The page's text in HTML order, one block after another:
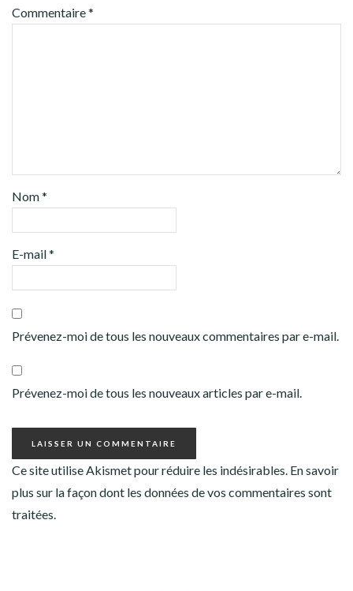
Commentaire*
Nom*
E-mail*
Prévenez-moi de tous les nouveaux commentaires par e-mail.
Prévenez-moi de tous les nouveaux articles par e-mail.
Ce site utilise Akismet pour réduire les indésirables. En savoir
plus sur la façon dont les données de vos commentaires sont
traitées